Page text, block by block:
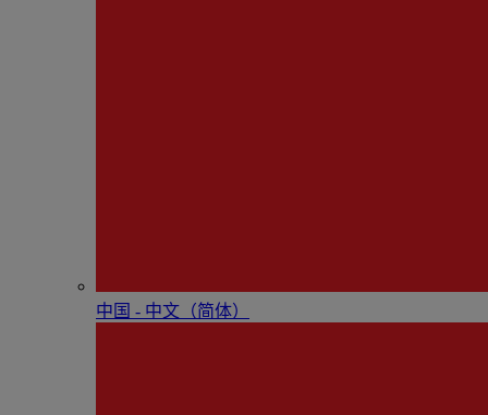
中国 - 中⽂（简体）